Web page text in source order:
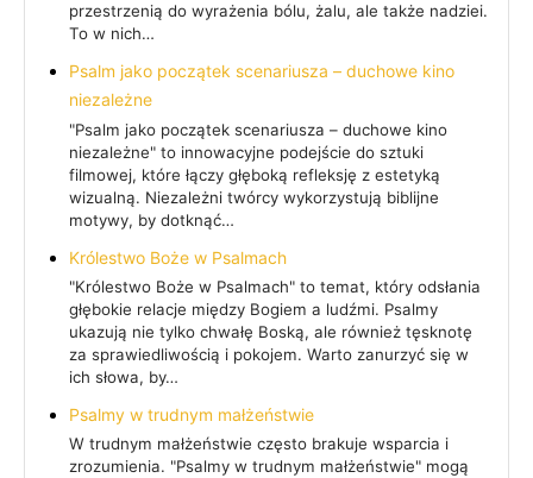
przestrzenią do wyrażenia bólu, żalu, ale także nadziei.
To w nich…
Psalm jako początek scenariusza – duchowe kino
niezależne
"Psalm jako początek scenariusza – duchowe kino
niezależne" to innowacyjne podejście do sztuki
filmowej, które łączy głęboką refleksję z estetyką
wizualną. Niezależni twórcy wykorzystują biblijne
motywy, by dotknąć…
Królestwo Boże w Psalmach
"Królestwo Boże w Psalmach" to temat, który odsłania
głębokie relacje między Bogiem a ludźmi. Psalmy
ukazują nie tylko chwałę Boską, ale również tęsknotę
za sprawiedliwością i pokojem. Warto zanurzyć się w
ich słowa, by…
Psalmy w trudnym małżeństwie
W trudnym małżeństwie często brakuje wsparcia i
zrozumienia. "Psalmy w trudnym małżeństwie" mogą